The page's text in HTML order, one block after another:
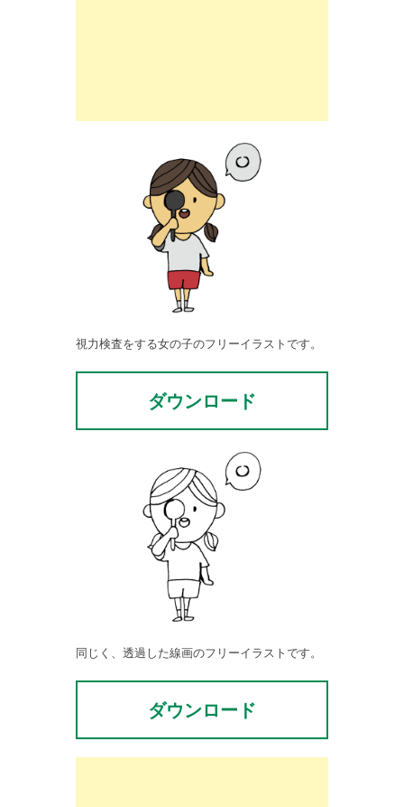
視力検査をする女の子のフリーイラストです。
ダウンロード
同じく、透過した線画のフリーイラストです。
ダウンロード